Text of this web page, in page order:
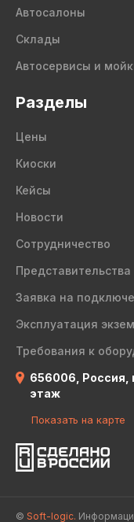
Автосалоны
Склады
Автосервисы и
Разделы
Цены
Киоски
Кейсы
Новости
Сотрудничество
Представительства
Заявка на
Эксплуатация
Требования к
656006, Россия,
этаж
Показать на карте
© Soft-logic.